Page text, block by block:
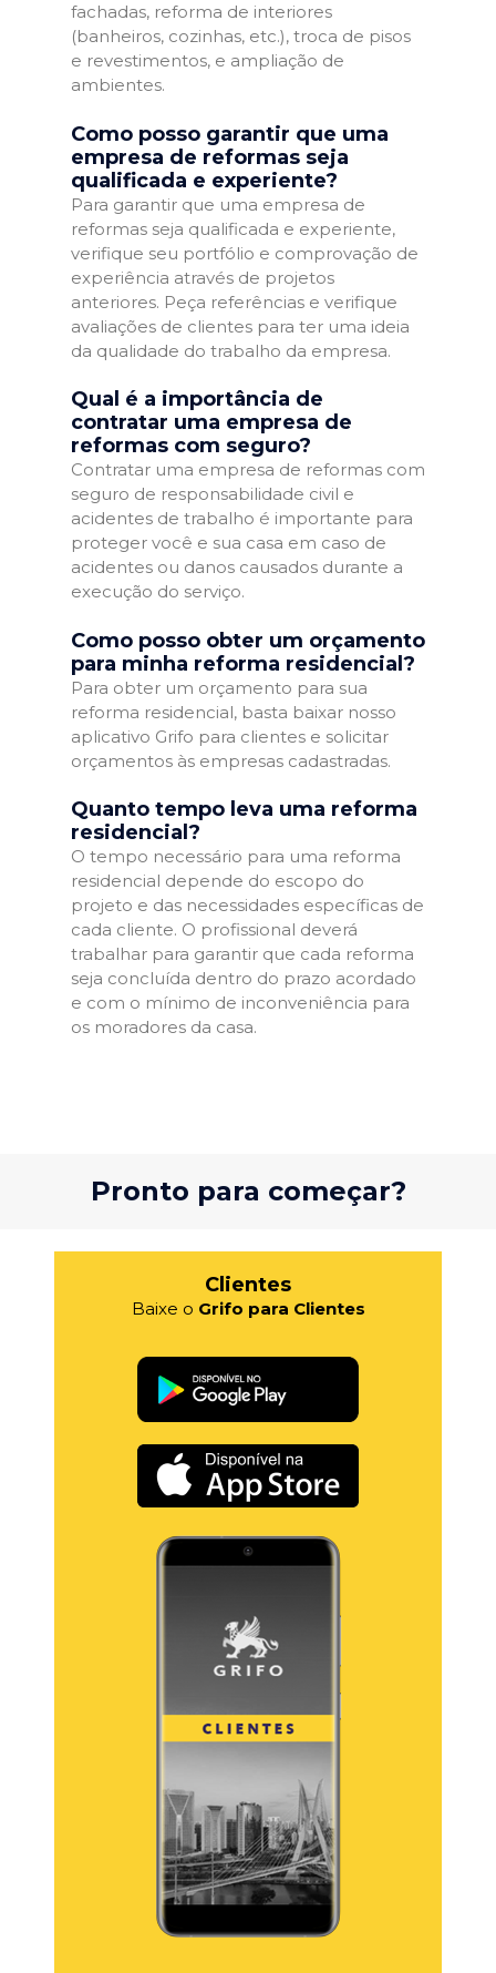
fachadas, reforma de interiores
(banheiros, cozinhas, etc.), troca de pisos
e revestimentos, e ampliação de
ambientes.
Como posso garantir que uma
empresa de reformas seja
qualificada e experiente?
Para garantir que uma empresa de
reformas seja qualificada e experiente,
verifique seu portfólio e comprovação de
experiência através de projetos
anteriores. Peça referências e verifique
avaliações de clientes para ter uma ideia
da qualidade do trabalho da empresa.
Qual é a importância de
contratar uma empresa de
reformas com seguro?
Contratar uma empresa de reformas com
seguro de responsabilidade civil e
acidentes de trabalho é importante para
proteger você e sua casa em caso de
acidentes ou danos causados durante a
execução do serviço.
Como posso obter um orçamento
para minha reforma residencial?
Para obter um orçamento para sua
reforma residencial, basta baixar nosso
aplicativo Grifo para clientes e solicitar
orçamentos às empresas cadastradas.
Quanto tempo leva uma reforma
residencial?
O tempo necessário para uma reforma
residencial depende do escopo do
projeto e das necessidades específicas de
cada cliente. O profissional deverá
trabalhar para garantir que cada reforma
seja concluída dentro do prazo acordado
e com o mínimo de inconveniência para
os moradores da casa.
Pronto para começar?
Clientes
Baixe o Grifo para Clientes